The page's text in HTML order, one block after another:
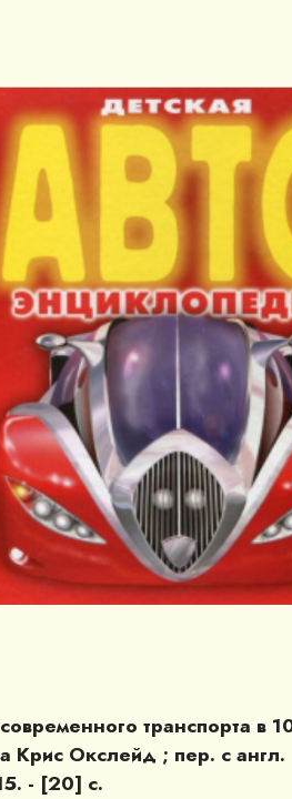
транспорта в
Крис Окслейд ; пер. с англ.
- [20] с.